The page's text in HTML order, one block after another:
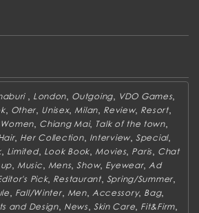
, London, Outgoing, VDO Games,
, Other, Unisex,Milan, Review, Resort,
Women, Chiang Mai, Talk of the town,
, Her Collection, Interview,Special,
, Limited, Look Book,Movies, Paris, Chat
, Music, Mens,Show, Eyewear,Ad
Pick, Restaurant, Spring/Summer,
, Fall/Winter, Men, Accessory, Bag,
and Design, News, Skin Care, Fit&Firm,